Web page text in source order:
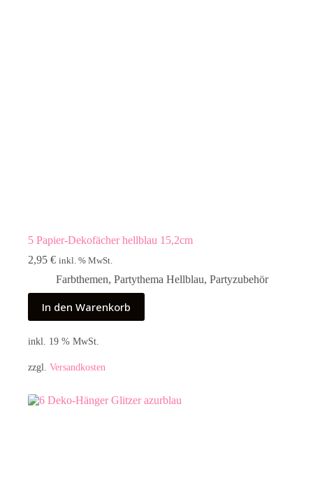
5 Papier-Dekofächer hellblau 15,2cm
2,95 € inkl. % MwSt.
Farbthemen, Partythema Hellblau, Partyzubehör
In den Warenkorb
inkl. 19 % MwSt.
zzgl. Versandkosten